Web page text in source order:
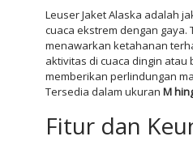
Leuser Jaket Alaska adalah
cuaca ekstrem dengan
menawarkan ketahanan
aktivitas di cuaca dingin
memberikan perlindungan
Tersedia dalam ukuran M
Fitur dan